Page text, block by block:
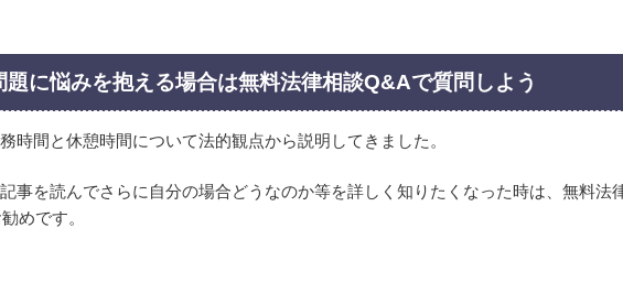
題に悩みを抱える場合は無料法律相談Q&Aで質問しよう
時間と休憩時間について法的観点から説明してきました。
事を読んでさらに自分の場合どうなのか等を詳しく知りたくなった時は、無料法
めです。